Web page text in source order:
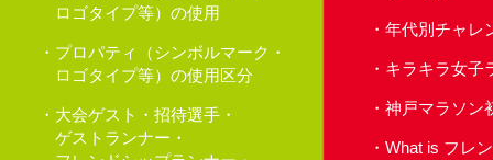
ロゴタイプ等）の使用
プロパティ（シンボルマーク・
ロゴタイプ等）の使用区分
大会ゲスト・招待選手・
ゲストランナー・
年代別チャレ
キラキラ女子
神戸マラソン
What is フレ